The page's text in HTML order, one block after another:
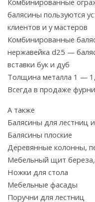
Комбинированные
балясины пользуются
клиентов и у мастеров
Комбинированные
нержавейка d25 —
вставки бук и дуб
Толщина металла 1 —
Всегда в продаже
А также
Балясины для лестниц
Балясины плоские
Деревянные колонны,
Мебельный щит
Ножки для стола
Мебельные фасады
Поручни для лестниц